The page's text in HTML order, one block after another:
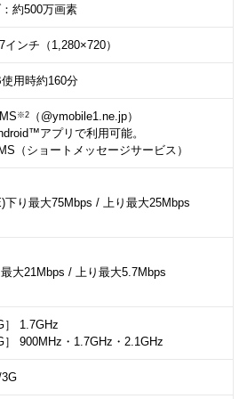
約500万画素
インチ（1,280×720）
用時約160分
※2
（@ymobile1.ne.jp）
アプリで利用可能。
（ショートメッセージサービス）
下り最大75Mbps / 上り最大25Mbps
大21Mbps / 上り最大5.7Mbps
］ 1.7GHz
］ 900MHz・1.7GHz・2.1GHz